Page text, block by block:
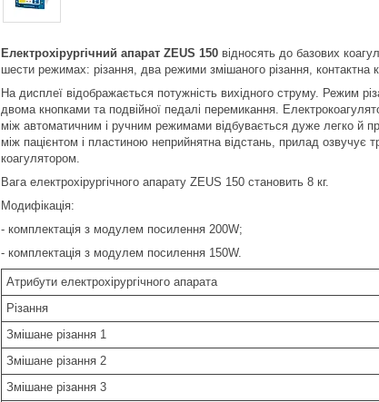
Електрохірургічний апарат ZEUS 150 відносять до базових
шести режимах: різання, два режими змішаного різання, контактна
На дисплеї відображається потужність вихідного струму. Режим
двома кнопками та подвійної педалі перемикання.
між автоматичним і ручним режимами відбувається дуже легко й
між пацієнтом і пластиною неприйнятна відстань, прилад
коагулятором.
Вага електрохірургічного апарату ZEUS 150 становить 8 кг.
Модифікація:
- комплектація з модулем посилення 200W;
- комплектація з модулем посилення 150W.
Атрибути електрохірургічного апарата
Різання
Змішане різання 1
Змішане різання 2
Змішане різання 3